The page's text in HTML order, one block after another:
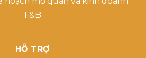
F&B
HỖ TRỢ